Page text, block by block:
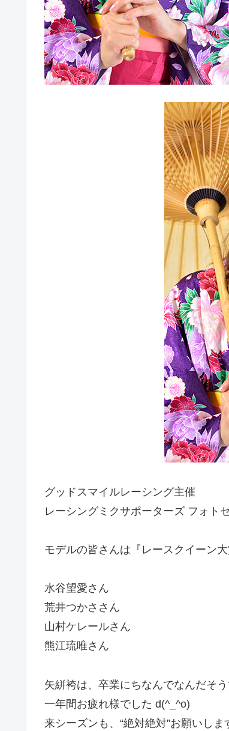
グッドスマイルレーシング主催
レーシングミクサポーターズ フォト
モデルの皆さんは『レースクイーン
水谷望愛さん
荒井つかささん
山村ケレールさん
熊江琉唯さん
矢絣袴は、卒業にちなんでなんだそう
一年間お疲れ様でした d(^_^o)
来シーズンも、“絶対絶対”お願いしま